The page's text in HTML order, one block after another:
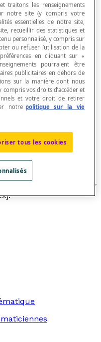
eux-mêmes des
des fractions.
sont appelées des
latex] et
traitons les renseignements
notre site (y compris votre
essentielles de notre site,
recueillir des statistiques et
personnalisé, y compris sur
ou refuser l’utilisation de la
en cliquant sur «
pourraient être
publicitaires en dehors de
sur la manière dont nous
vos droits d’accéder et
et votre droit de retirer
notre politique sur la vie
tous les cookies